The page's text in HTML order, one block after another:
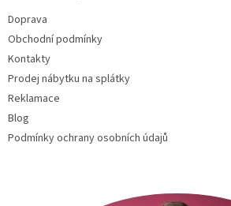
Doprava
Obchodní podmínky
Kontakty
Prodej nábytku na splátky
Reklamace
Blog
Podmínky ochrany osobních údajů